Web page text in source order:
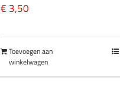
€ 3,50
Toevoegen aan
winkelwagen